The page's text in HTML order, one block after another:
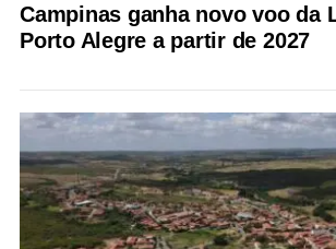
Campinas ganha novo voo da
Porto Alegre a partir de 2027